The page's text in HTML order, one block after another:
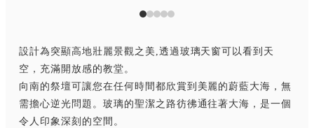
設計為突顯高地壯麗景觀之美,透過玻璃天窗可以看到天
空，充滿開放感的教堂。
向南的祭壇可讓您在任何時間都欣賞到美麗的蔚藍大海，無
需擔心逆光問題。玻璃的聖潔之路彷彿通往著大海，是一個
令人印象深刻的空間。